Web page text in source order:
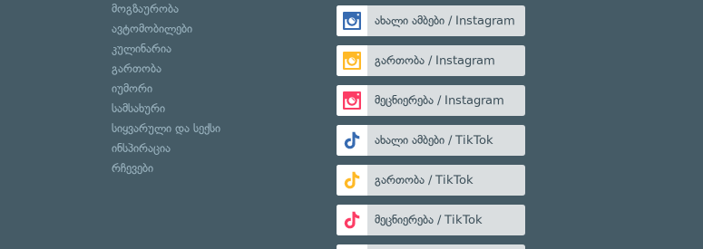
მოგზაურობა
ავტომობილები
კულინარია
გართობა
იუმორი
სამსახური
სიყვარული და სექსი
ინსპირაცია
რჩევები
ახალი ამბები / Instagram
გართობა / Instagram
მეცნიერება / Instagram
ახალი ამბები / TikTok
გართობა / TikTok
მეცნიერება / TikTok